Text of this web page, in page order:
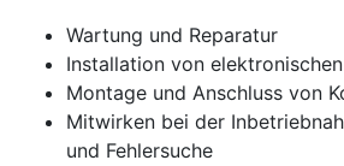
Wartung und Reparatur
Installation von
Montage und Anschluss von
Mitwirken bei der
und Fehlersuche